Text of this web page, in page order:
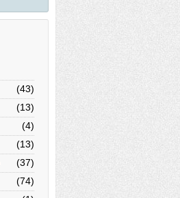
(43)
(13)
(4)
(13)
(37)
(74)